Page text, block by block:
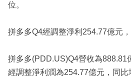
位。
拼多多Q4經調整淨利254.77億元
拼多多(PDD.US)Q4營收為888.81
經調整淨利潤為254.77億元，同